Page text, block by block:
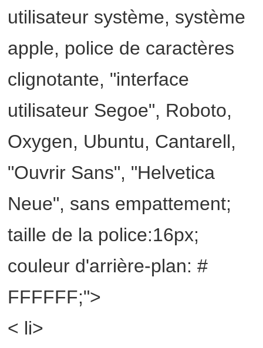
utilisateur système, système
apple, police de caractères
clignotante, "interface
utilisateur Segoe", Roboto,
Oxygen, Ubuntu, Cantarell,
"Ouvrir Sans", "Helvetica
Neue", sans empattement;
taille de la police:16px;
couleur d'arrière-plan: #
FFFFFF;">
< li>